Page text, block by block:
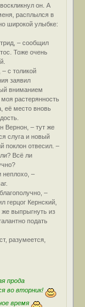
он. А
расплылся в
широкой улыбке:
– сообщил
Тоже очень
– с толикой
заявил
вниманием
растерянность
её место вновь
Вернон, – тут же
слуга и новый
поклон отвесил. –
Всё ли
неплохо, –
–
герцог Кернский,
же выпрыгнуть из
подать
разумеется,
прода
во вторник!
время